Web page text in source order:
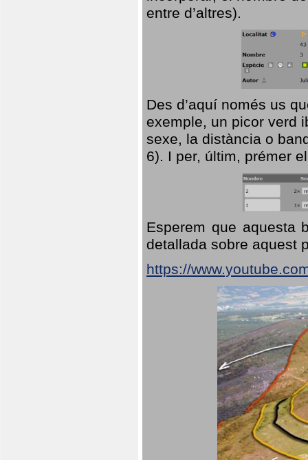
entre d’altres).
Des d’aquí només us
exemple, un picor verd
sexe, la distància o
6). I per, últim, prémer
Esperem que aquesta
detallada sobre aquest
https://